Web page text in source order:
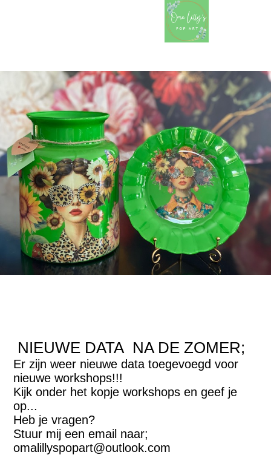
NIEUWE DATA NA DE ZOMER;
Er zijn weer nieuwe data toegevoegd voor
nieuwe workshops!!!
Kijk onder het kopje workshops en geef je
op...
Heb je vragen?
Stuur mij een email naar;
omalillyspopart@outlook.com